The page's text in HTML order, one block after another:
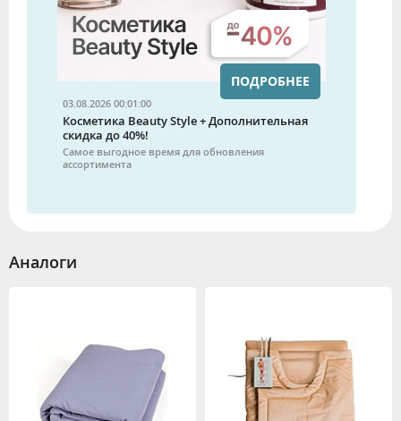
03.08.2026 00:01:00
Косметика Beauty Style + Дополнительная
скидка до 40%!
Самое выгодное время для обновления
ассортимента
ПОДРОБНЕЕ
Аналоги